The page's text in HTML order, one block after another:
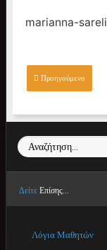
marianna-sareli
Προηγούμενο
Αναζήτηση...
Δείτε Επίσης...
Λόγια Μαθητών